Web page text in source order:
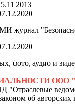
журнал
фото, аудио и
ООО
"Отраслевые
об авторских